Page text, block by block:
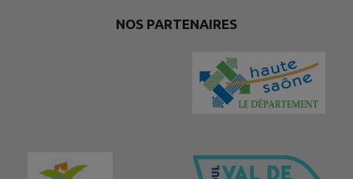
NOS PARTENAIRES